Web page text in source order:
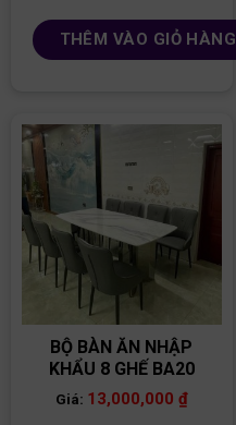
THÊM VÀO GIỎ HÀNG
BỘ BÀN ĂN NHẬP
KHẨU 8 GHẾ BA20
Giá: 13,000,000 ₫